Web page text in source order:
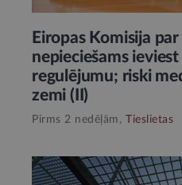
Eiropas Komisija
nepieciešams
regulējumu; riski
zemi (II)
Pirms 2 nedēļām, Tieslietas